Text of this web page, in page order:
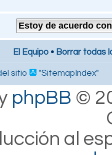
El Equipo • Borrar todas
sitio "SitemapIndex"
phpBB ©
al